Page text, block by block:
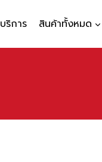
บริการ สินค้าทั้งหมด